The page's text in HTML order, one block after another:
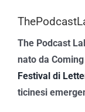
The Podcast
nato da
Festival di
ticinesi